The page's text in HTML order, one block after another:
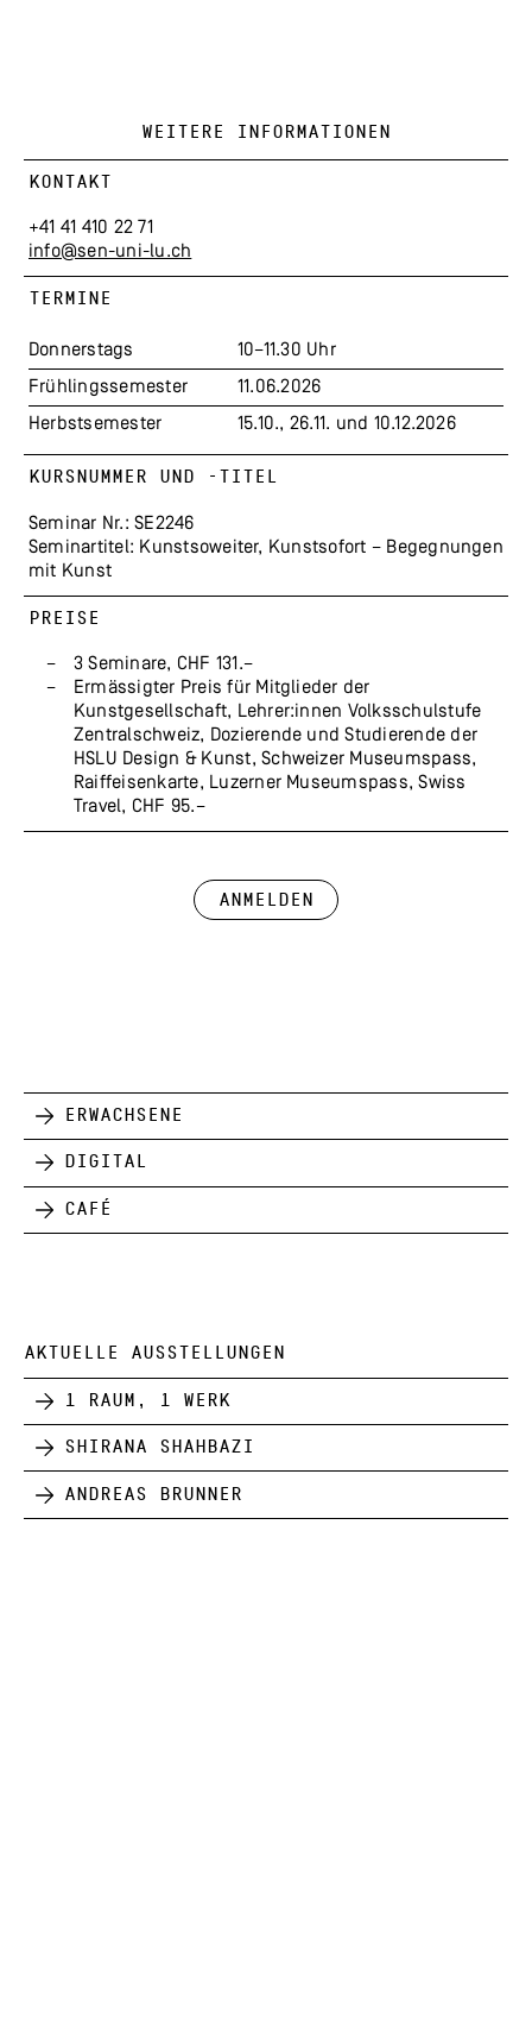
WEITERE INFORMATIONEN
KONTAKT
+41 41 410 22 71
info@sen-uni-lu.ch
TERMINE
Donnerstags
10–11.30 Uhr
Frühlingssemester
11.06.2026
Herbstsemester
15.10., 26.11. und 10.12.2026
KURSNUMMER UND -TITEL
Seminar Nr.: SE2246
Seminartitel: Kunstsoweiter, Kunstsofort – Begegnungen
mit Kunst
PREISE
3 Seminare, CHF 131.–
Ermässigter Preis für Mitglieder der
Kunstgesellschaft, Lehrer:innen Volksschulstufe
Zentralschweiz, Dozierende und Studierende der
HSLU Design & Kunst, Schweizer Museumspass,
Raiffeisenkarte, Luzerner Museumspass, Swiss
Travel, CHF 95.–
Anmelden
Erwachsene
Digital
Café
AKTUELLE AUSSTELLUNGEN
1 Raum, 1 Werk
Shirana Shahbazi
Andreas Brunner